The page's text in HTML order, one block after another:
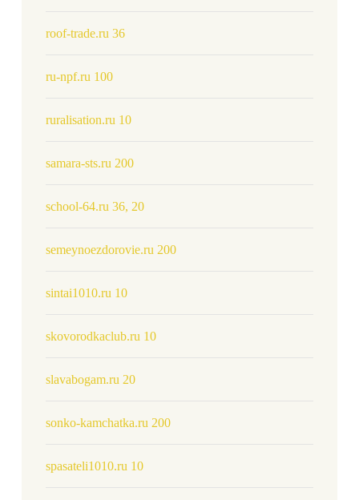
roof-trade.ru 36
ru-npf.ru 100
ruralisation.ru 10
samara-sts.ru 200
school-64.ru 36, 20
semeynoezdorovie.ru 200
sintai1010.ru 10
skovorodkaclub.ru 10
slavabogam.ru 20
sonko-kamchatka.ru 200
spasateli1010.ru 10